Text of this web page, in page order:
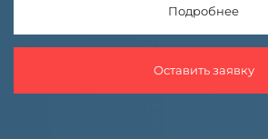
Подробнее
Оставить заявку